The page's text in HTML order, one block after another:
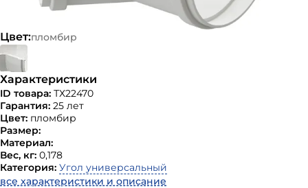
Цвет:пломбир
Характеристики
ID товара: ТХ22470
Гарантия: 25 лет
Цвет: пломбир
Размер:
Материал:
Вес, кг: 0,178
Категория: Угол универсальный
все характеристики и описание